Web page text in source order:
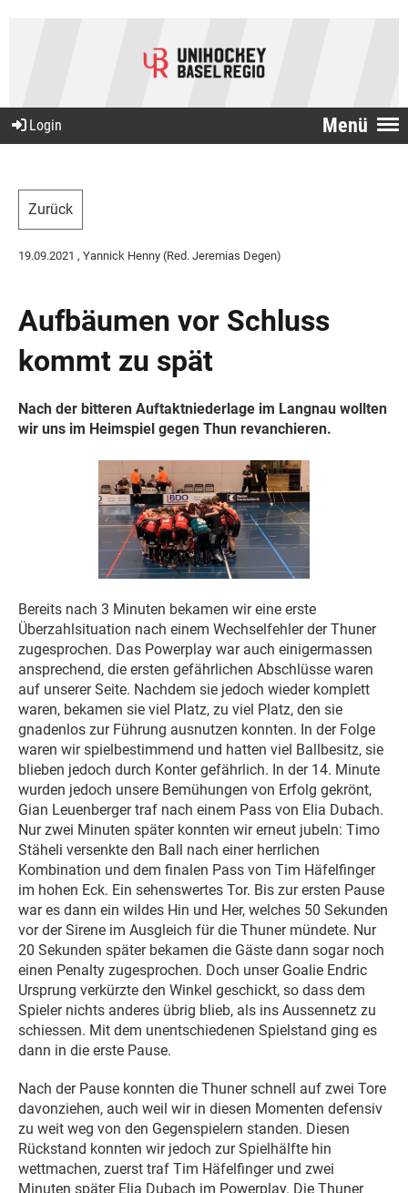
Menü
Login
Zurück
19.09.2021 , Yannick Henny (Red. Jeremias Degen)
Aufbäumen vor Schluss
kommt zu spät
Nach der bitteren Auftaktniederlage im Langnau wollten
wir uns im Heimspiel gegen Thun revanchieren.
Bereits nach 3 Minuten bekamen wir eine erste
Überzahlsituation nach einem Wechselfehler der Thuner
zugesprochen. Das Powerplay war auch einigermassen
ansprechend, die ersten gefährlichen Abschlüsse waren
auf unserer Seite. Nachdem sie jedoch wieder komplett
waren, bekamen sie viel Platz, zu viel Platz, den sie
gnadenlos zur Führung ausnutzen konnten. In der Folge
waren wir spielbestimmend und hatten viel Ballbesitz, sie
blieben jedoch durch Konter gefährlich. In der 14. Minute
wurden jedoch unsere Bemühungen von Erfolg gekrönt,
Gian Leuenberger traf nach einem Pass von Elia Dubach.
Nur zwei Minuten später konnten wir erneut jubeln: Timo
Stäheli versenkte den Ball nach einer herrlichen
Kombination und dem finalen Pass von Tim Häfelfinger
im hohen Eck. Ein sehenswertes Tor. Bis zur ersten Pause
war es dann ein wildes Hin und Her, welches 50 Sekunden
vor der Sirene im Ausgleich für die Thuner mündete. Nur
20 Sekunden später bekamen die Gäste dann sogar noch
einen Penalty zugesprochen. Doch unser Goalie Endric
Ursprung verkürzte den Winkel geschickt, so dass dem
Spieler nichts anderes übrig blieb, als ins Aussennetz zu
schiessen. Mit dem unentschiedenen Spielstand ging es
dann in die erste Pause.
Nach der Pause konnten die Thuner schnell auf zwei Tore
davonziehen, auch weil wir in diesen Momenten defensiv
zu weit weg von den Gegenspielern standen. Diesen
Rückstand konnten wir jedoch zur Spielhälfte hin
wettmachen, zuerst traf Tim Häfelfinger und zwei
Minuten später Elia Dubach im Powerplay. Die Thuner